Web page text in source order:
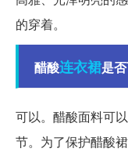
的穿着。
醋酸连衣裙是
可以。醋酸面料可
节。为了保护醋酸